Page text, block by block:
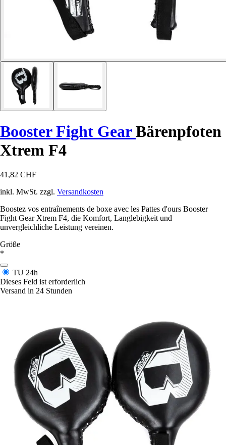
Booster Fight GearBärenpfoten
Xtrem F4
41,82 CHF
inkl. MwSt. zzgl. Versandkosten
Boostez vos entraînements de boxe avec les Pattes d'ours Booster
Fight Gear Xtrem F4, die Komfort, Langlebigkeit und
unvergleichliche Leistung vereinen.
Größe
*
TU 24h
Dieses Feld ist erforderlich
Versand in 24 Stunden